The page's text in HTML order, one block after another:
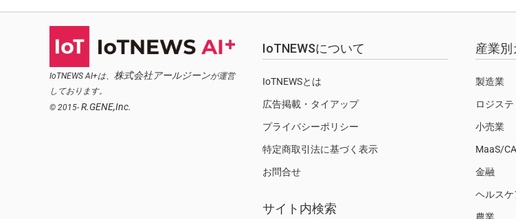
IoTNEWS AI+は、 株式会社アールジーンが運営
しております。
© 2015- R.GENE,Inc.
IoTNEWSについて
IoTNEWSとは
広告掲載・タイアップ
プライバシーポリシー
特定商取引法に基づく表示
お問合せ
サイト内検索
産業別
製造業
ロジステ
小売業
MaaS/
金融
ヘルス